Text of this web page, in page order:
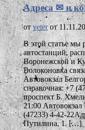
Адреса ✉ и
отveterот
В этой статье мы
автостанций,
Воронежской и
Волоконовка
Автовокзал
справочная: +7
проспект Б.
21:00
(47233) 4-42-
Путилина, 1. […]